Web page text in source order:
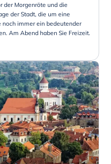
der Morgenröte und die
der Stadt, die um eine
immer ein bedeutender
Am Abend haben Sie Freizeit.